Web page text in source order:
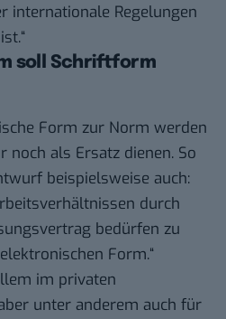
internationale Regelungen
soll Schriftform
Form zur Norm werden
als Ersatz dienen. So
beispielsweise auch:
durch
bedürfen zu
Form.“
im privaten
unter anderem auch für